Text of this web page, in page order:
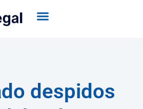
despidos